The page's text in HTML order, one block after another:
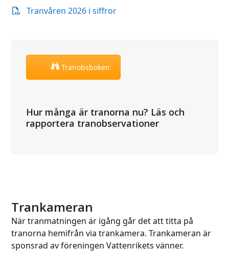
Tranvåren 2026 i siffror
Tranobsboken
Hur många är tranorna nu? Läs och
rapportera tranobservationer
Trankameran
När tranmatningen är igång går det att titta på
tranorna hemifrån via trankamera. Trankameran är
sponsrad av föreningen Vattenrikets vänner.